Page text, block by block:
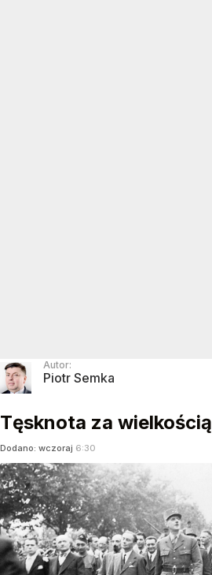
Autor:
Piotr Semka
Tęsknota za wielkością
Dodano: wczoraj 6:30